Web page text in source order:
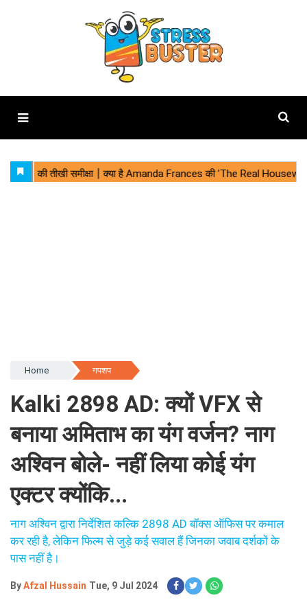
Home गपशप
Kalki 2898 AD: क्यों VFX से
बनाया अमिताभ का यंग वर्जन? नाग
अश्विन बोले- नहीं लिया कोई यंग
एक्टर क्योंकि...
नाग अश्विन द्वारा निर्देशित कल्कि 2898 AD बॉक्स ऑफिस पर कमाल
कर रही है, लेकिन फिल्म से जुड़े कई सवाल हैं जिनका जवाब दर्शकों के
पास नहीं है।
ByAfzal Hussain Tue, 9 Jul 2024